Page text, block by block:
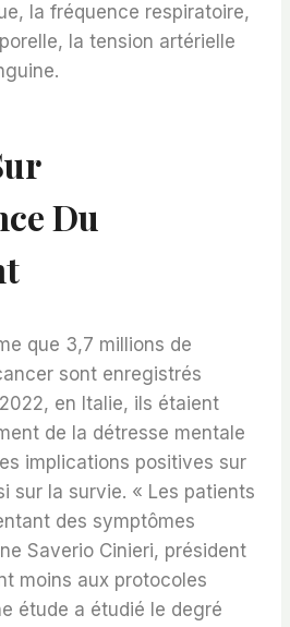
la fréquence respiratoire,
la tension artérielle
Du
que 3,7 millions de
sont enregistrés
en Italie, ils étaient
de la détresse mentale
implications positives sur
sur la survie. « Les patients
des symptômes
Saverio Cinieri, président
moins aux protocoles
étude a étudié le degré